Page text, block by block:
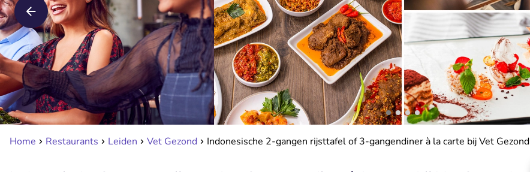
Home Restaurants Leiden Vet Gezond Indonesische 2-gangen rijsttafel of 3-gangendiner à la carte bij Vet Gezond